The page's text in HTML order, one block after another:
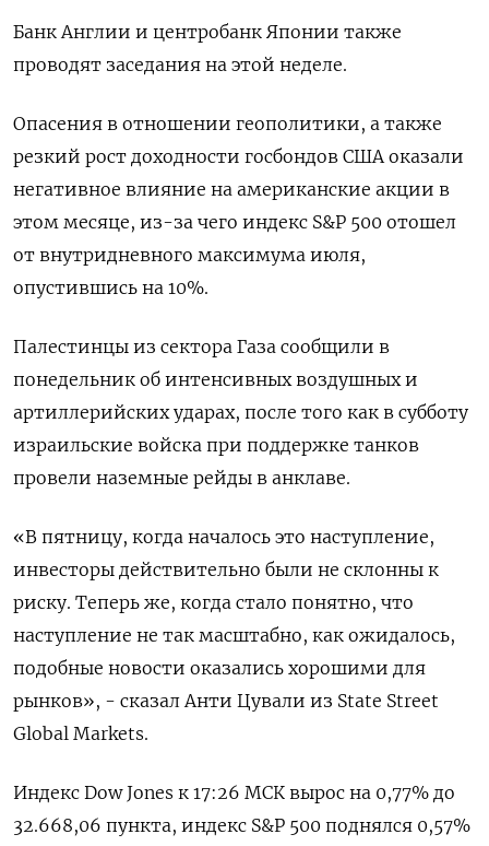
Банк Англии и центробанк Японии также
проводят заседания на этой неделе.
Опасения в отношении геополитики, а также
резкий рост доходности госбондов США оказали
негативное влияние на американские акции в
этом месяце, из-за чего индекс S&P 500 отошел
от внутридневного максимума июля,
опустившись на 10%.
Палестинцы из сектора Газа сообщили в
понедельник об интенсивных воздушных и
артиллерийских ударах, после того как в субботу
израильские войска при поддержке танков
провели наземные рейды в анклаве.
«В пятницу, когда началось это наступление,
инвесторы действительно были не склонны к
риску. Теперь же, когда стало понятно, что
наступление не так масштабно, как ожидалось,
подобные новости оказались хорошими для
рынков», - сказал Анти Цували из State Street
Global Markets.
Индекс Dow Jones к 17:26 МСК вырос на 0,77% до
32.668,06 пункта, индекс S&P 500 поднялся 0,57%